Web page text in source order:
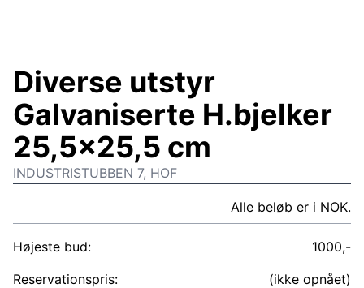
Diverse utstyr
Galvaniserte H.bjelker
25,5x25,5 cm
INDUSTRISTUBBEN 7, HOF
Alle beløb er i NOK.
Højeste bud:
1000,-
Reservationspris:
(ikke opnået)